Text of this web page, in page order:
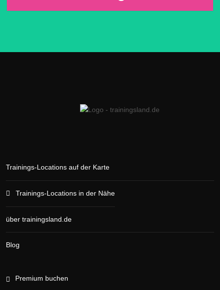
Trainings-Locations auf der Karte
Trainings-Locations in der Nähe
über trainingsland.de
Blog
Premium buchen